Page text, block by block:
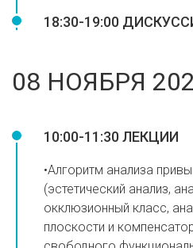
18:30-19:00
08 НОЯБРЯ
10:00-11:30 ЛЕКЦИИ
•Алгоритм анализа
(эстетический анализ,
окклюзионный класс,
плоскости и